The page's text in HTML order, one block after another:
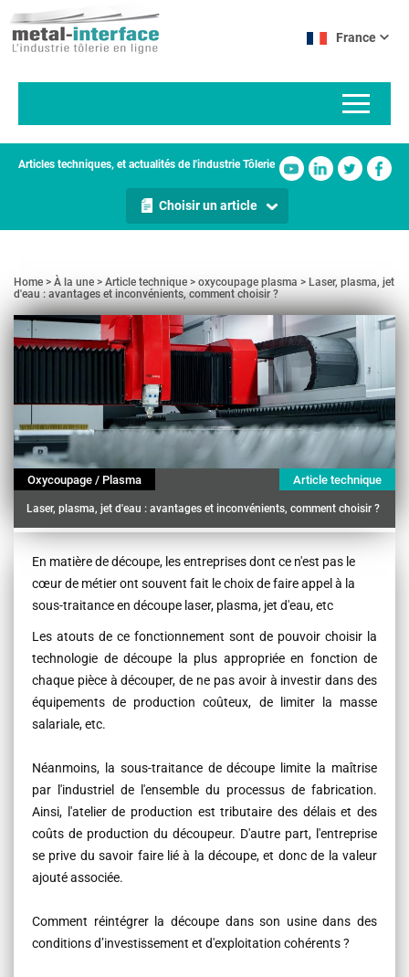
au
contenu
France
Articles techniques, et actualités de l'industrie Tôlerie
Choisir un article
Home À la une Article technique oxycoupage plasma
Laser, plasma, jet
d'eau : avantages et inconvénients, comment choisir ?
Oxycoupage / Plasma Article technique
Laser, plasma, jet d'eau : avantages et inconvénients, comment choisir ?
Contenu
En matière de découpe, les entreprises dont ce n'est pas le
cœur de métier ont souvent fait le choix de faire appel à la
sous-traitance en découpe laser, plasma, jet d'eau, etc
Les atouts de ce fonctionnement sont de pouvoir choisir la
technologie de découpe la plus appropriée en fonction de
chaque pièce à découper, de ne pas avoir à investir dans des
équipements de production coûteux, de limiter la masse
salariale, etc.
Néanmoins, la sous-traitance de découpe limite la maîtrise
par l'industriel de l'ensemble du processus de fabrication.
Ainsi, l'atelier de production est tributaire des délais et des
coûts de production du découpeur. D'autre part, l'entreprise
se prive du savoir faire lié à la découpe, et donc de la valeur
ajouté associée.
Comment réintégrer la découpe dans son usine dans des
conditions d’investissement et d'exploitation cohérents ?